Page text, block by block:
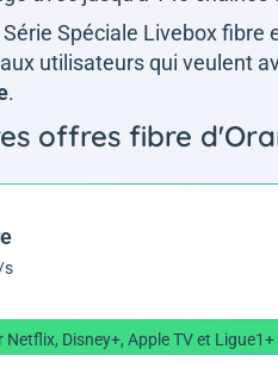
Spéciale Livebox
utilisateurs qui veulent
.
offres fibre
s
Disney+, Apple TV et Ligue1+